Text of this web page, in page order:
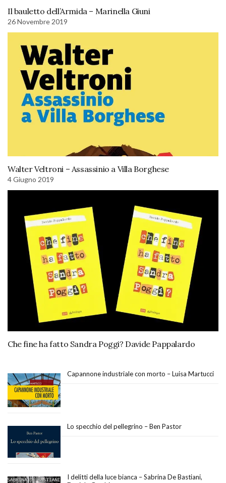
Il bauletto dell’Armida – Marinella Giuni
26 Novembre 2019
Walter Veltroni – Assassinio a Villa Borghese
4 Giugno 2019
Che fine ha fatto Sandra Poggi? Davide Pappalardo
Capannone industriale con morto – Luisa Martucci
Lo specchio del pellegrino – Ben Pastor
I delitti della luce bianca – Sabrina De Bastiani,